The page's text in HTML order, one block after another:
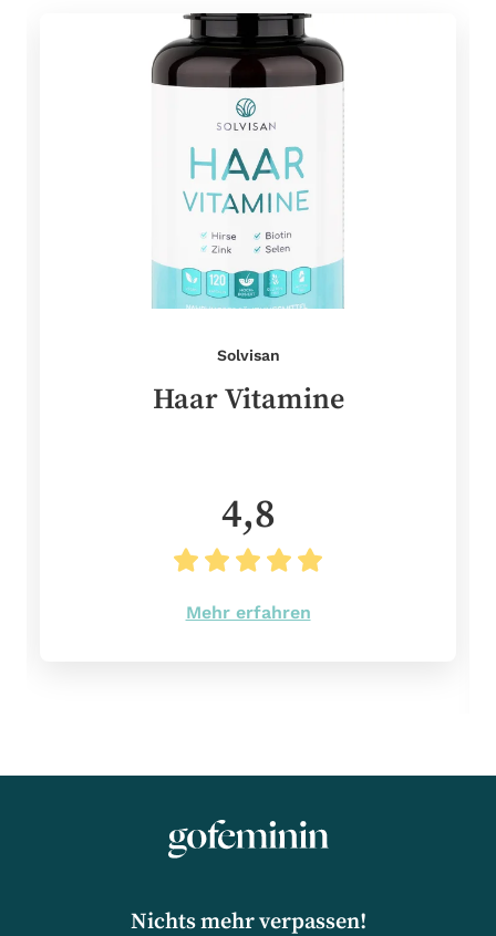
Solvisan
Haar Vitamine
4,8
Mehr erfahren
Nichts mehr verpassen!